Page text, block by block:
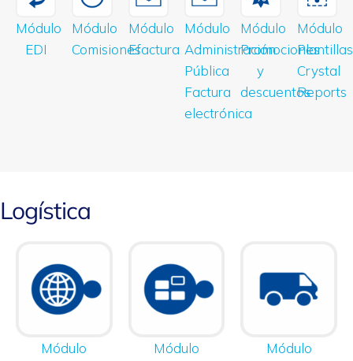
Módulo
EDI
Módulo
Comisiones
Módulo
Efactura
Módulo
Administración
Pública
Factura
electrónica
Módulo
Promociones
y
descuentos
Módulo
Plantillas
Crystal
Reports
Logística
Módulo Módulo Módulo